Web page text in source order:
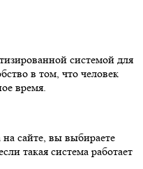
системой для
в том, что человек
время.
сайте, вы выбираете
такая система работает